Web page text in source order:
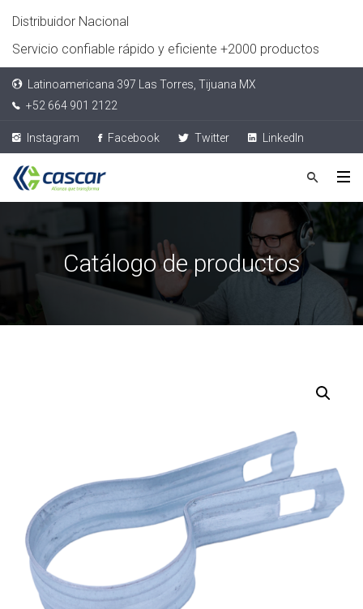
Distribuidor Nacional
Servicio confiable rápido y eficiente +2000 productos
Latinoamericana 397 Las Torres, Tijuana MX
+52 664 901 2122
Instagram Facebook Twitter LinkedIn
Catálogo de productos